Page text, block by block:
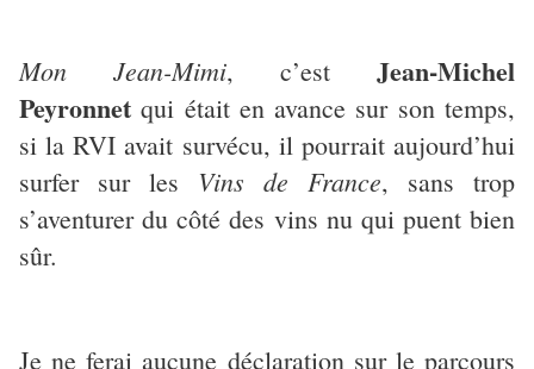
Mon Jean-Mimi, c’est Jean-Michel
Peyronnet qui était en avance sur son temps,
si la RVI avait survécu, il pourrait aujourd’hui
surfer sur les Vins de France, sans trop
s’aventurer du côté des vins nu qui puent bien
sûr.
Je ne ferai aucune déclaration sur le parcours